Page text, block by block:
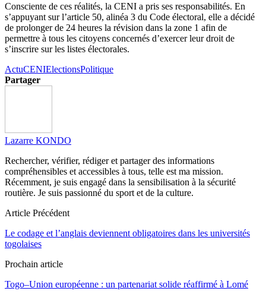
Consciente de ces réalités, la CENI a pris ses responsabilités. En
s’appuyant sur l’article 50, alinéa 3 du Code électoral, elle a décidé
de prolonger de 24 heures la révision dans la zone 1 afin de
permettre à tous les citoyens concernés d’exercer leur droit de
s’inscrire sur les listes électorales.
ActuCENIElectionsPolitique
Partager
Lazarre KONDO
Rechercher, vérifier, rédiger et partager des informations
compréhensibles et accessibles à tous, telle est ma mission.
Récemment, je suis engagé dans la sensibilisation à la sécurité
routière. Je suis passionné du sport et de la culture.
Article Précédent
Le codage et l’anglais deviennent obligatoires dans les universités
togolaises
Prochain article
Togo–Union européenne : un partenariat solide réaffirmé à Lomé